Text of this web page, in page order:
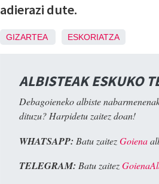
adierazi dute.
GIZARTEA ESKORIATZA
ALBISTEAK ESKUKO
Debagoieneko albiste
dituzu? Harpidetu zaitez doan!
WHATSAPP: Batu zaitezGoiena
TELEGRAM: Batu zaitez